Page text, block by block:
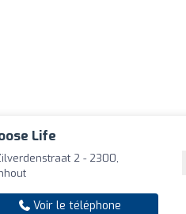
Life
2 - 2300,
Voir le téléphone